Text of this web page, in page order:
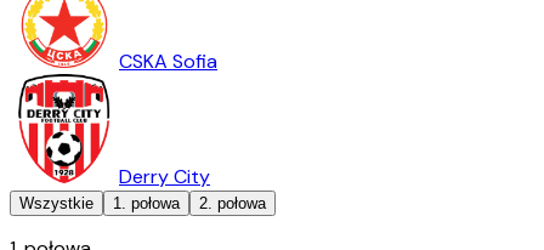
CSKA Sofia
Derry City
Wszystkie 1. połowa 2. połowa